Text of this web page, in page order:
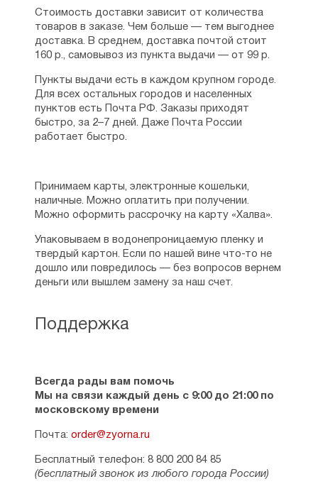
Поддержка
Всегда рады вам помочь
Мы на связи каждый день с 9:00 до 21:00 по
московскому времени
Почта: order@zyorna.ru
Бесплатный телефон: 8 800 200 84 85
(бесплатный звонок из любого города России)
Стоимость доставки зависит от количества
товаров в заказе. Чем больше — тем выгоднее
доставка. В среднем, доставка почтой стоит
160 р., самовывоз из пункта выдачи — от 99 р.
Пункты выдачи есть в каждом крупном городе.
Для всех остальных городов и населенных
пунктов есть Почта РФ. Заказы приходят
быстро, за 2–7 дней. Даже Почта России
работает быстро.
Принимаем карты, электронные кошельки,
наличные. Можно оплатить при получении.
Можно оформить рассрочку на карту «Халва».
Упаковываем в водонепроницаемую пленку и
твердый картон. Если по нашей вине что-то не
дошло или повредилось — без вопросов вернем
деньги или вышлем замену за наш счет.